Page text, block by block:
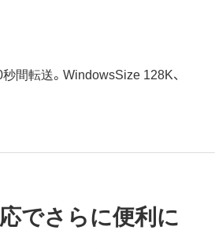
間転送。WindowsSize 128K、
応でさらに便利に